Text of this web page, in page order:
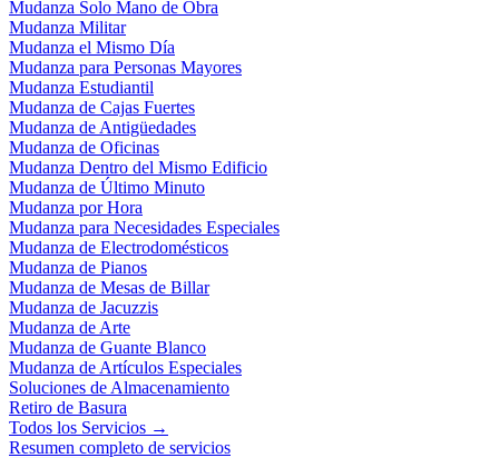
Mudanza Solo Mano de Obra
Mudanza Militar
Mudanza el Mismo Día
Mudanza para Personas Mayores
Mudanza Estudiantil
Mudanza de Cajas Fuertes
Mudanza de Antigüedades
Mudanza de Oficinas
Mudanza Dentro del Mismo Edificio
Mudanza de Último Minuto
Mudanza por Hora
Mudanza para Necesidades Especiales
Mudanza de Electrodomésticos
Mudanza de Pianos
Mudanza de Mesas de Billar
Mudanza de Jacuzzis
Mudanza de Arte
Mudanza de Guante Blanco
Mudanza de Artículos Especiales
Soluciones de Almacenamiento
Retiro de Basura
Todos los Servicios →
Resumen completo de servicios